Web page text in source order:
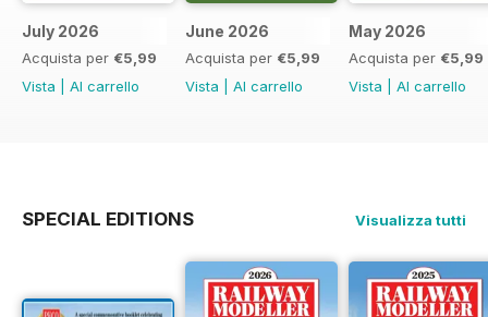
July 2026
Acquista per €5,99
Vista
Al carrello
June 2026
Acquista per €5,99
Vista
Al carrello
May 2026
Acquista per €5,99
Vista
Al carrello
SPECIAL EDITIONS Visualizza tutti